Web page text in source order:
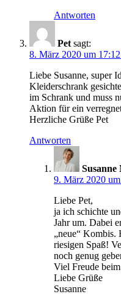
Antworten
Pet sagt:
8. März 2020 um
Liebe Susanne, super
Kleiderschrank
im Schrank und muss
Aktion für ein
Herzliche Grüße Pet
Antworten
Susanne
9. März 2020
Liebe Pet,
ja ich schichte
Jahr um. Dabei
„neue“ Kombis.
riesigen Spaß!
noch genug
Viel Freude
Liebe Grüße
Susanne